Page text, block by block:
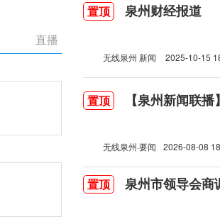
直播
置顶 泉州财经报道
无线泉州 新闻 2025-10-15
置顶 【泉州新闻联
无线泉州·要闻 2026-08-08
置顶 泉州市领导会商